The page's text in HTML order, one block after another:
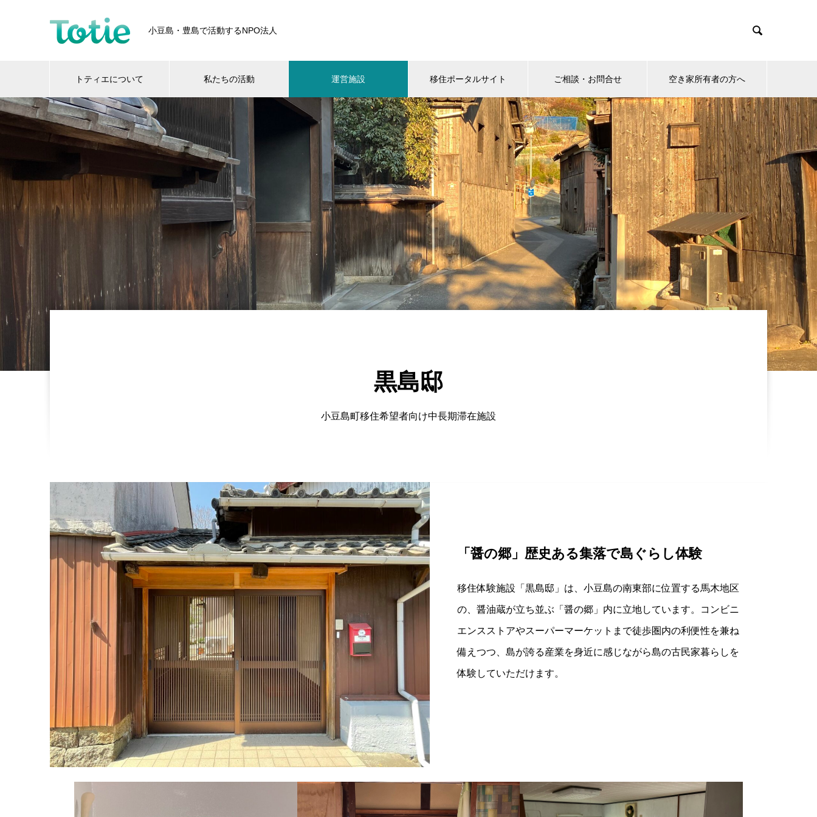
小豆島・豊島で活動するNPO法人 
トティエについて 私たちの活動 運営施設 移住ポータルサイト ご相談・お問合せ 空き家所有者の方へ
黒島邸
小豆島町移住希望者向け中長期滞在施設
「醤の郷」歴史ある集落で島ぐらし体験
移住体験施設「黒島邸」は、小豆島の南東部に位置する馬木地区
の、醤油蔵が立ち並ぶ「醤の郷」内に立地しています。コンビニ
エンスストアやスーパーマーケットまで徒歩圏内の利便性を兼ね
備えつつ、島が誇る産業を身近に感じながら島の古民家暮らしを
体験していただけます。